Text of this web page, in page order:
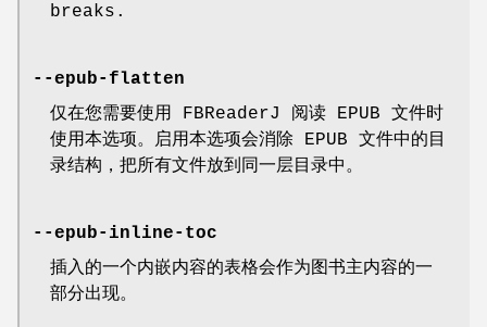
breaks.
--epub-flatten
仅在您需要使用 FBReaderJ 阅读 EPUB 文件时
使用本选项。启用本选项会消除 EPUB 文件中的目
录结构，把所有文件放到同一层目录中。
--epub-inline-toc
插入的一个内嵌内容的表格会作为图书主内容的一
部分出现。